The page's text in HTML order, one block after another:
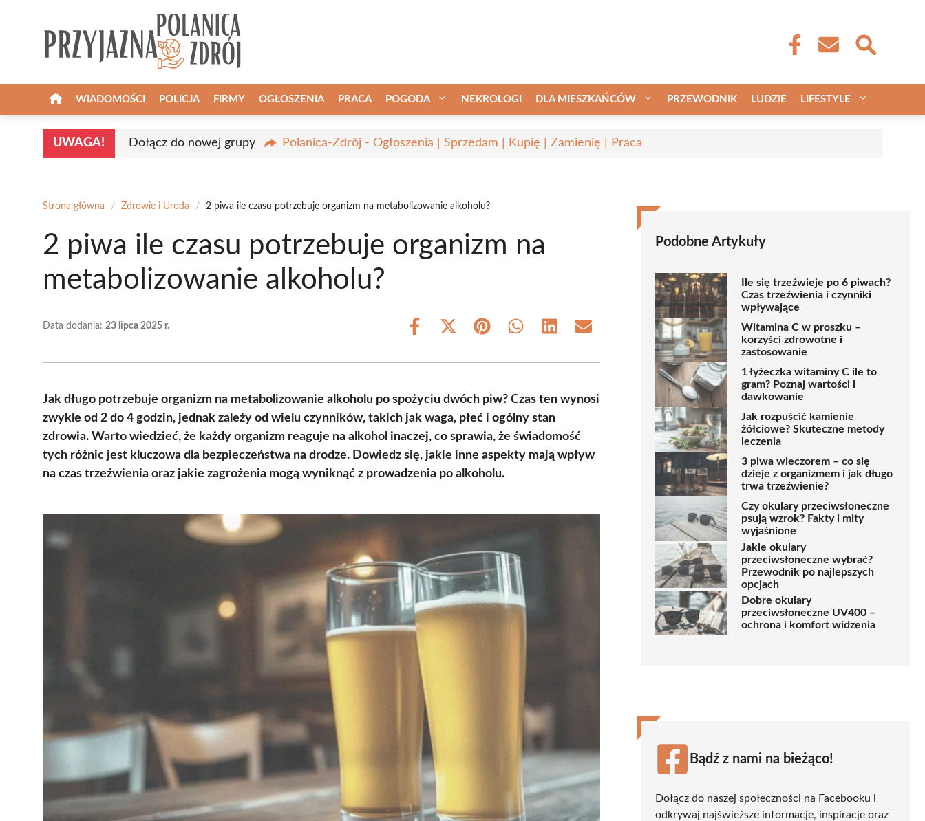
WIADOMOŚCI POLICJA FIRMY OGŁOSZENIA PRACA POGODA NEKROLOGI DLA MIESZKAŃCÓW PRZEWODNIK LUDZIE LIFESTYLE
UWAGA! Dołącz do nowej grupy Polanica-Zdrój - Ogłoszenia | Sprzedam | Kupię | Zamienię | Praca
Strona główna / Zdrowie i Uroda / 2 piwa ile czasu potrzebuje organizm na metabolizowanie alkoholu?
2 piwa ile czasu potrzebuje organizm na
metabolizowanie alkoholu?
Data dodania: 23 lipca 2025 r.
Share
Share
(Twitter)
Share Share Share Share
Jak długo potrzebuje organizm na metabolizowanie alkoholu po spożyciu dwóch piw? Czas ten wynosi
zwykle od 2 do 4 godzin, jednak zależy od wielu czynników, takich jak waga, płeć i ogólny stan
zdrowia. Warto wiedzieć, że każdy organizm reaguje na alkohol inaczej, co sprawia, że świadomość
tych różnic jest kluczowa dla bezpieczeństwa na drodze. Dowiedz się, jakie inne aspekty mają wpływ
na czas trzeźwienia oraz jakie zagrożenia mogą wyniknąć z prowadzenia po alkoholu.
Podobne Artykuły
Ile się trzeźwieje po 6 piwach?
Czas trzeźwienia i czynniki
wpływające
Witamina C w proszku –
korzyści zdrowotne i
zastosowanie
1 łyżeczka witaminy C ile to
gram? Poznaj wartości i
dawkowanie
Jak rozpuścić kamienie
żółciowe? Skuteczne metody
leczenia
3 piwa wieczorem – co się
dzieje z organizmem i jak długo
trwa trzeźwienie?
Czy okulary przeciwsłoneczne
psują wzrok? Fakty i mity
wyjaśnione
Jakie okulary
przeciwsłoneczne wybrać?
Przewodnik po najlepszych
opcjach
Dobre okulary
przeciwsłoneczne UV400 –
ochrona i komfort widzenia
Bądź z nami na bieżąco!
Dołącz do naszej społeczności na Facebooku i
odkrywaj najświeższe informacje, inspiracje oraz